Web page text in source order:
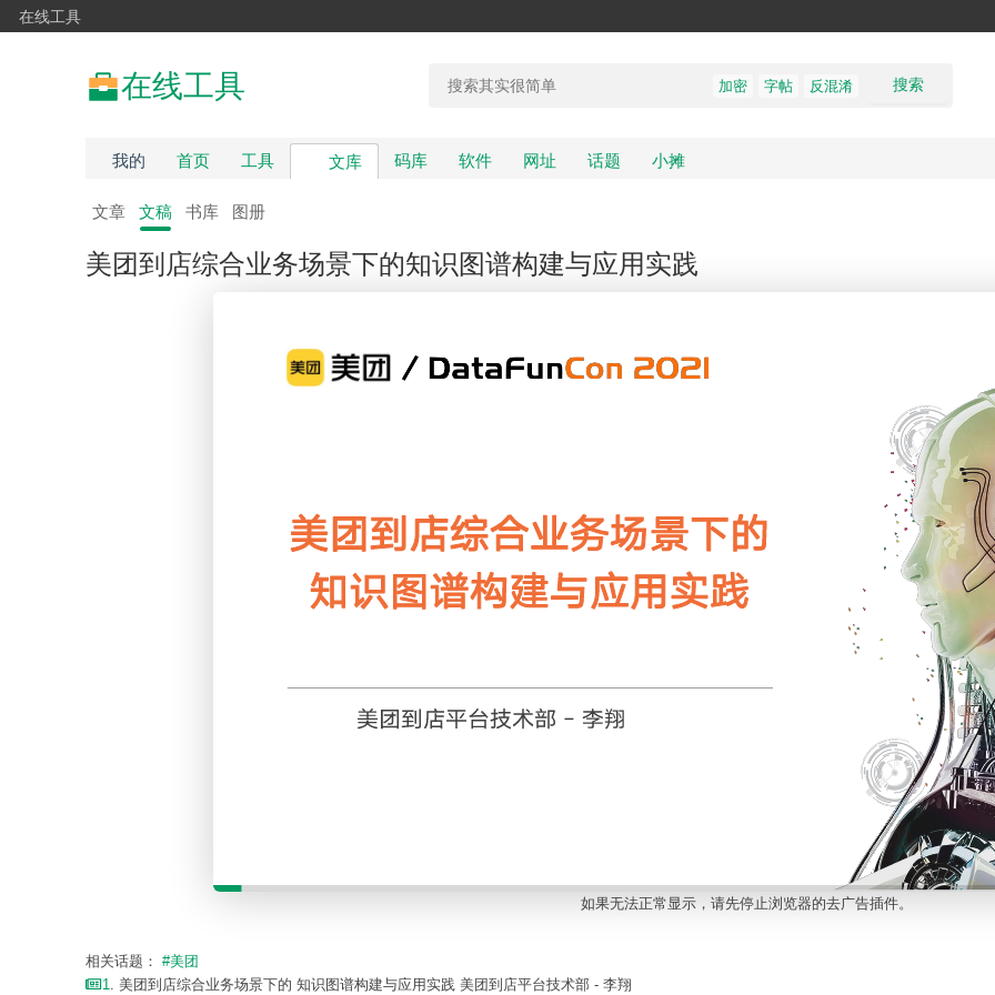
在线工具
在线工具 搜索
加密 字帖 反混淆
我的 首页 工具 文库 码库 软件 网址 话题 小摊
文章 文稿 书库 图册
美团到店综合业务场景下的知识图谱构建与应用实践
如果无法正常显示，请先停止浏览器的去广告插件。
相关话题： #美团
1
. 美团到店综合业务场景下的 知识图谱构建与应用实践 美团到店平台技术部 - 李翔